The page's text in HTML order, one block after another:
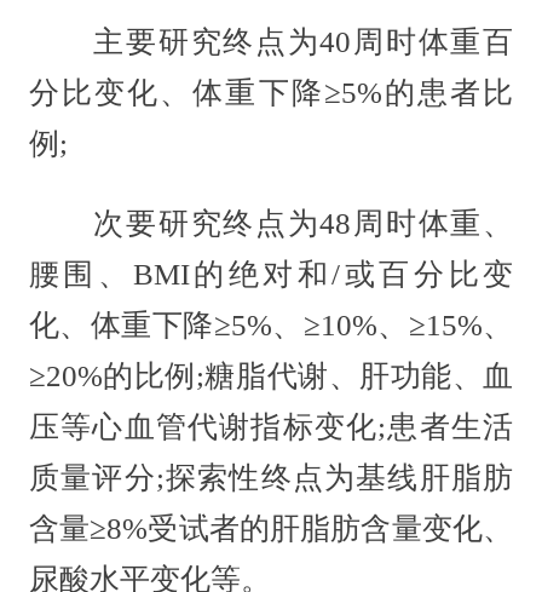
主要研究终点为40周时体重百
分比变化、体重下降≥5%的患者比
例;
次要研究终点为48周时体重、
腰围、BMI的绝对和/或百分比变
化、体重下降≥5%、≥10%、≥15%、
≥20%的比例;糖脂代谢、肝功能、血
压等心血管代谢指标变化;患者生活
质量评分;探索性终点为基线肝脂肪
含量≥8%受试者的肝脂肪含量变化、
尿酸水平变化等。